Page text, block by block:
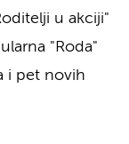
u akciji"
"Roda"
i pet novih